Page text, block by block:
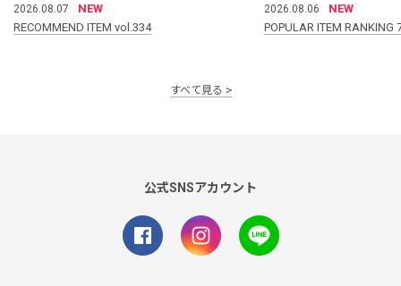
2026.08.07
NEW
RECOMMEND ITEM vol.334
2026.08.06
NEW
POPULAR ITEM
すべて見る
公式SNSアカウント